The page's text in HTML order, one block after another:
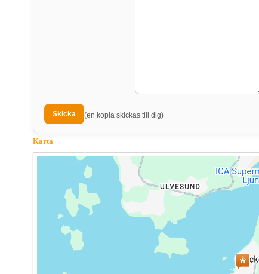
(en kopia skickas till dig)
Karta